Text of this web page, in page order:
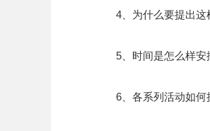
4、为什么要提出
5、时间是怎么样
6、各系列活动如